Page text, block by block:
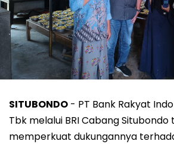
SITUBONDO - PT Bank Rakyat
Tbk melalui BRI Cabang Situbondo
memperkuat dukungannya